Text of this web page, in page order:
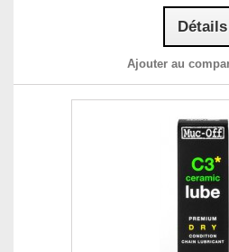
Détails
Ajouter au